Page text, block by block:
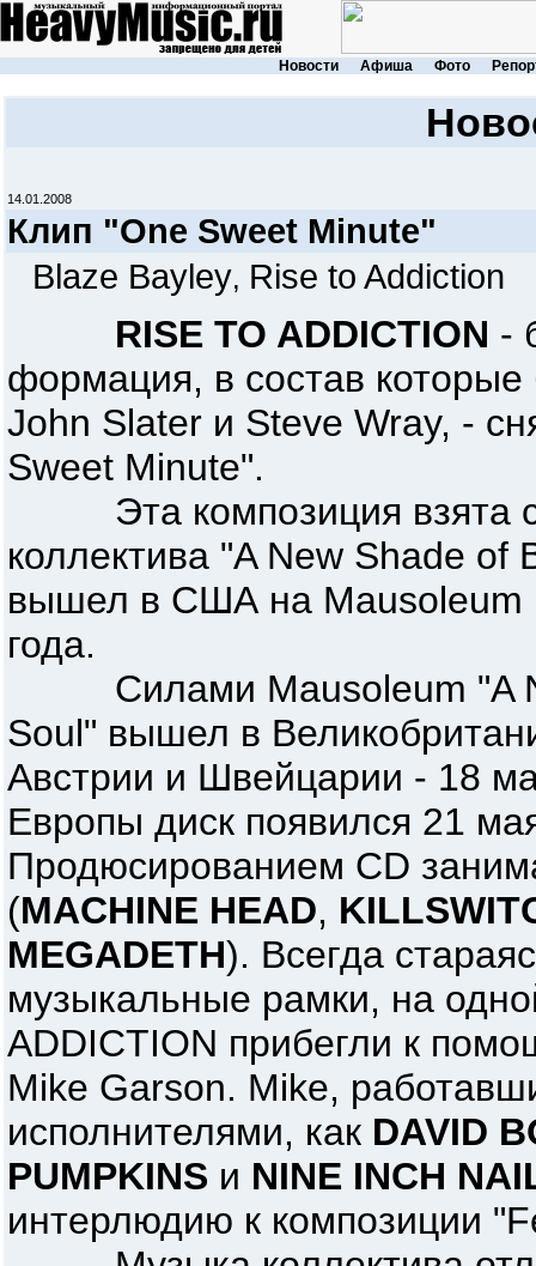
Новости Афиша Фото
14.01.2008
Клип "One Sweet Minute"
Blaze Bayley, Rise to Addiction
RISE TO ADDICTION -
формация, в состав
John Slater и Steve Wray, -
Sweet Minute".
Эта композиция взята с
коллектива "A New Shade of
вышел в США на Mausoleum
года.
Силами Mausoleum "A
Soul" вышел в
Австрии и Швейцарии - 18
Европы диск появился 21
Продюсированием CD
(MACHINE HEAD,
MEGADETH). Всегда
музыкальные рамки, на
ADDICTION прибегли к
Mike Garson. Mike,
исполнителями, как DAVID
PUMPKINS и NINE INCH
интерлюдию к композиции